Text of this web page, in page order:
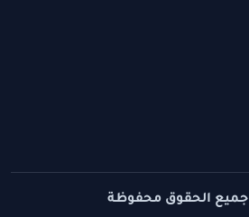
جميع الحقوق محفوظة